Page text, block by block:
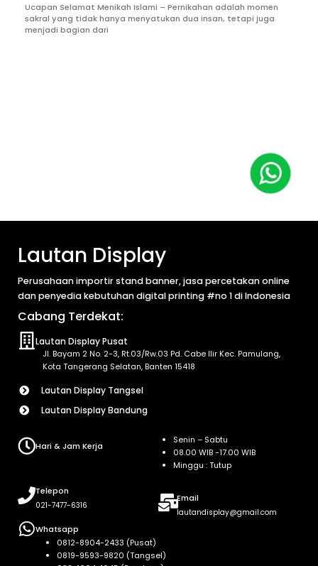
Ucapan Selamat Menikah Islami – Pernikahan adalah momen
sakral yang tidak hanya menyatukan dua insan, tetapi juga
menjadi bagian dari
Lautan Display
Perusahaan importir stand banner, jasa percetakan online
dan penyedia kebutuhan digital printing #no 1 di Indonesia
Cabang Terdekat:
Lautan Display Pusat
Jl. Bayam 2 No. 2-3, Rt.03/Rw.03 Pd. Cabe Ilir Kec. Pamulang,
Kota Tangerang Selatan, Banten 15418
Lautan Display Tangsel
Lautan Display Bandung
Hari & Jam Kerja
Senin – Sabtu
08.00 WIB -17.00 WIB
Minggu : Tutup
Telepon
021-7477-6316
Email
lautandisplay@gmail.com
Whatsapp
0812-8904-2433 (Pusat)
0819-9593-9820 (Tangsel)